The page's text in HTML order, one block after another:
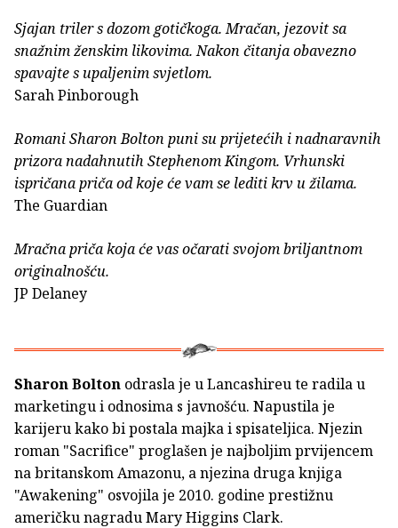
Sjajan triler s dozom gotičkoga. Mračan, jezovit sa
snažnim ženskim likovima. Nakon čitanja obavezno
spavajte s upaljenim svjetlom.
Sarah Pinborough
Romani Sharon Bolton puni su prijetećih i nadnaravnih
prizora nadahnutih Stephenom Kingom. Vrhunski
ispričana priča od koje će vam se lediti krv u žilama.
The Guardian
Mračna priča koja će vas očarati svojom briljantnom
originalnošću.
JP Delaney
Sharon Bolton odrasla je u Lancashireu te radila u
marketingu i odnosima s javnošću. Napustila je
karijeru kako bi postala majka i spisateljica. Njezin
roman "Sacrifice" proglašen je najboljim prvijencem
na britanskom Amazonu, a njezina druga knjiga
"Awakening" osvojila je 2010. godine prestižnu
američku nagradu Mary Higgins Clark.